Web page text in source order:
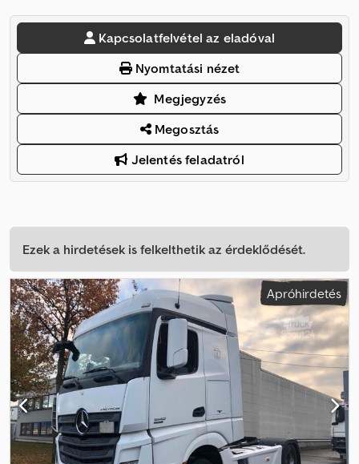
Kapcsolatfelvétel az eladóval
Nyomtatási nézet
Megjegyzés
Megosztás
Jelentés feladatról
Ezek a hirdetések is felkelthetik az érdeklődését.
Apróhirdetés